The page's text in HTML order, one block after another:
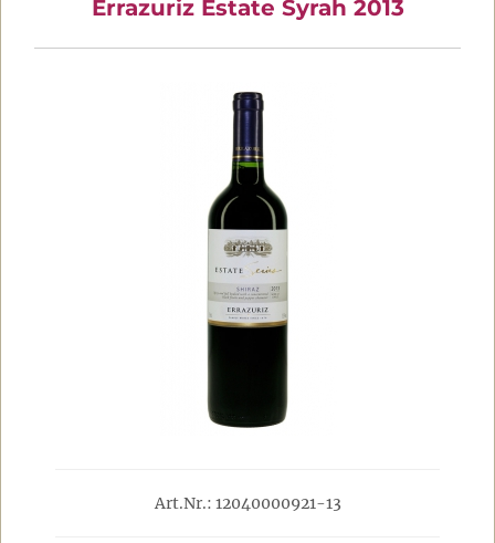
Errazuriz Estate Syrah 2013
Art.Nr.: 12040000921-13